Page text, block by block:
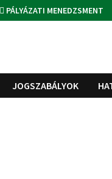
PÁLYÁZATI MENEDZSMENT
JOGSZABÁLYOK